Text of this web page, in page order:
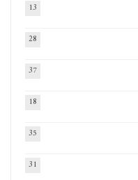
13
28
37
18
35
31